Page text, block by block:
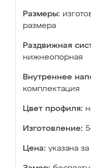
Размеры:
размера
Раздвижная
нижнеопорная
Внутреннее
комплектация
Цвет профиля:
Изготовление:
Цена: указана